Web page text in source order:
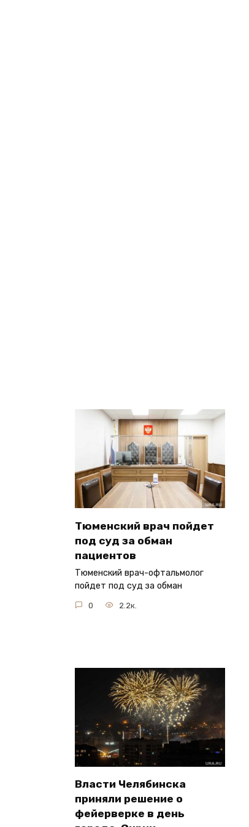
Тюменский врач пойдет
под суд за обман
пациентов
Тюменский врач-офтальмолог
пойдет под суд за обман
0 2.2к.
Власти Челябинска
приняли решение о
фейерверке в день